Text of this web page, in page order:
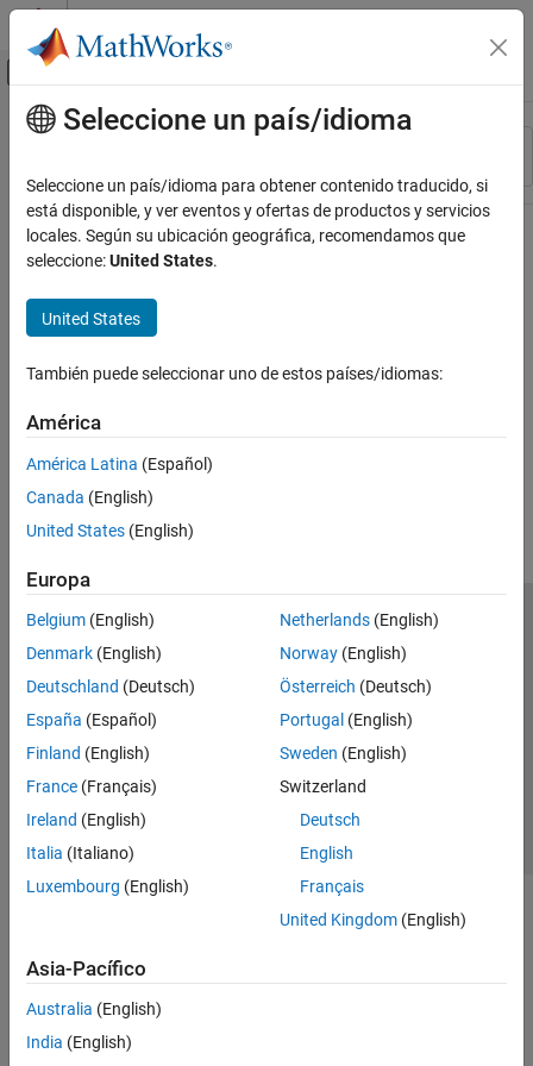
Saltar al contenido
Mostrar/ocultar menú de navegación
Recurso
Contenido principal
Seleccione un país/idioma
Seleccione un país/idioma para obtener contenido traducido, si
está disponible, y ver eventos y ofertas de productos y servicios
locales. Según su ubicación geográfica, recomendamos que
seleccione:United States.
United States
También puede seleccionar uno de estos países/idiomas:
América
América Latina (Español)
Canada (English)
United States (English)
Europa
Belgium (English)
Denmark (English)
Deutschland (Deutsch)
España (Español)
Finland (English)
France (Français)
Ireland (English)
Italia (Italiano)
Luxembourg (English)
Netherlands(English)
Norway(English)
Österreich (Deutsch)
Portugal (English)
Sweden (English)
Switzerland
Deutsch
English
Français
United Kingdom(English)
Asia-Pacífico
Australia (English)
India (English)
Centro de confianza
Marcas comerciales
Política de privacidad
Antipiratería
Estado de las aplicaciones
Información de contacto
© 1994-2026 The MathWorks, Inc.
Seleccione un país/